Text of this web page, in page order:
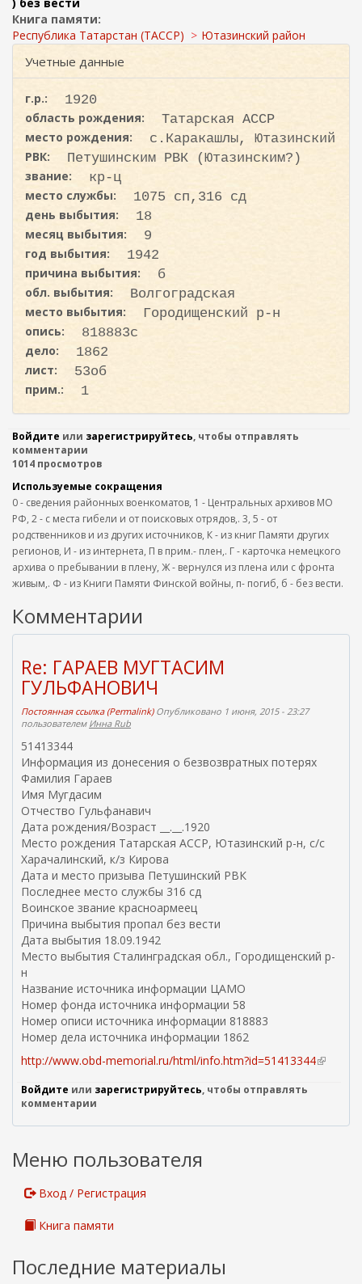
и
с
к
а
Книга памяти:
Республика Татарстан (ТАССР)
Ютазинский район
Учетные данные
г.р.:
1920
область рождения:
Татарская АССР
место рождения:
с.Каракашлы, Ютазинский
РВК:
Петушинским РВК (Ютазинским?)
звание:
кр-ц
место службы:
1075 сп,316 сд
день выбытия:
18
месяц выбытия:
9
год выбытия:
1942
причина выбытия:
б
обл. выбытия:
Волгоградская
место выбытия:
Городищенский р-н
опись:
818883с
дело:
1862
лист:
53об
прим.:
1
Войдите или зарегистрируйтесь, чтобы отправлять
комментарии
1014 просмотров
Используемые сокращения
0 - сведения районных военкоматов, 1 - Центральных архивов МО
РФ, 2 - с места гибели и от поисковых отрядов,. 3, 5 - от
родственников и из других источников, К - из книг Памяти других
регионов, И - из интернета, П в прим.- плен,. Г - карточка немецкого
архива о пребывании в плену, Ж - вернулся из плена или с фронта
живым,. Ф - из Книги Памяти Финской войны, п- погиб, б - без вести.
Комментарии
Re: ГАРАЕВ МУГТАСИМ
ГУЛЬФАНОВИЧ
Постоянная ссылка (Permalink)Опубликовано 1 июня, 2015 - 23:27
пользователем Инна Rub
51413344
Информация из донесения о безвозвратных потерях
Фамилия Гараев
Имя Мугдасим
Отчество Гульфанавич
Дата рождения/Возраст __.__.1920
Место рождения Татарская АССР, Ютазинский р-н, с/с
Харачалинский, к/з Кирова
Дата и место призыва Петушинский РВК
Последнее место службы 316 сд
Воинское звание красноармеец
Причина выбытия пропал без вести
Дата выбытия 18.09.1942
Место выбытия Сталинградская обл., Городищенский р-
н
Название источника информации ЦАМО
Номер фонда источника информации 58
Номер описи источника информации 818883
Номер дела источника информации 1862
http://www.obd-memorial.ru/html/info.htm?id=51413344(
ш
Войдите или зарегистрируйтесь, чтобы отправлять
комментарии
Меню пользователя
Вход / Регистрация
Книга памяти
Последние материалы